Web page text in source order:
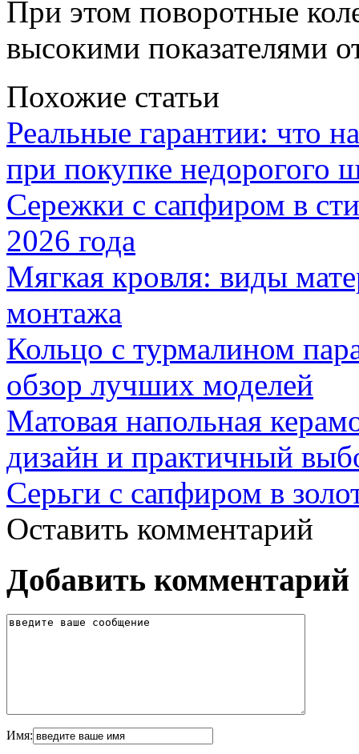
При этом поворотные
высокими показателями
Похожие статьи
Реальные гарантии: что
при покупке недорогого
Сережки с сапфиром в
2026 года
Мягкая кровля: виды
монтажа
Кольцо с турмалином
обзор лучших моделей
Матовая напольная
дизайн и практичный
Серьги с сапфиром в
Оставить комментарий
Добавить комментарий
Имя: